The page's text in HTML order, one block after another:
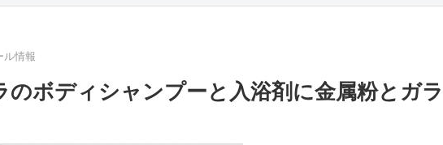
ル情報
のボディシャンプーと入浴剤に金属粉とガラ